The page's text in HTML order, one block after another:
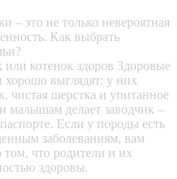
– это не только невероятная
Как выбрать
или котенок здоров Здоровые
выглядят: у них
чистая шерстка и упитанное
малышам делает заводчик –
Если у породы есть
заболеваниям, вам
что родители и их
здоровы.